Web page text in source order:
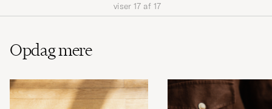
viser 17 af 17
Opdag mere